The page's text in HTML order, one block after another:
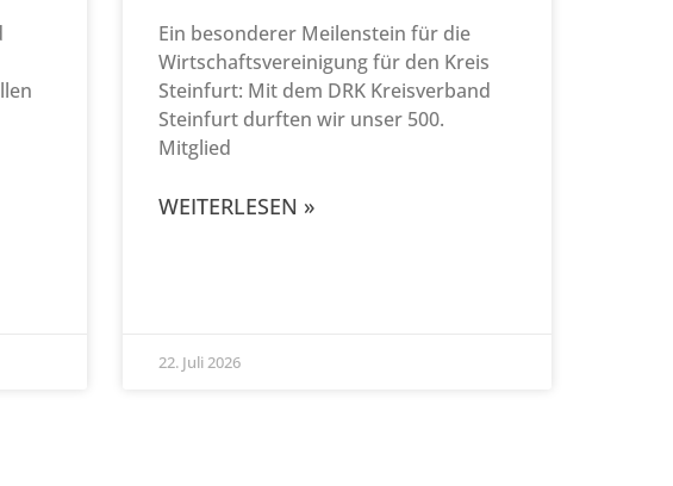
Ein besonderer Meilenstein für die
Wirtschaftsvereinigung für den Kreis
Steinfurt: Mit dem DRK Kreisverband
Steinfurt durften wir unser 500.
Mitglied
WEITERLESEN »
22. Juli 2026